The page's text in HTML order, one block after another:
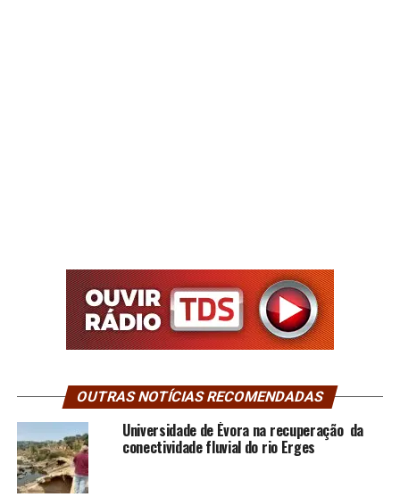
OUTRAS NOTÍCIAS RECOMENDADAS
Universidade de Évora na recuperação da
conectividade fluvial do rio Erges